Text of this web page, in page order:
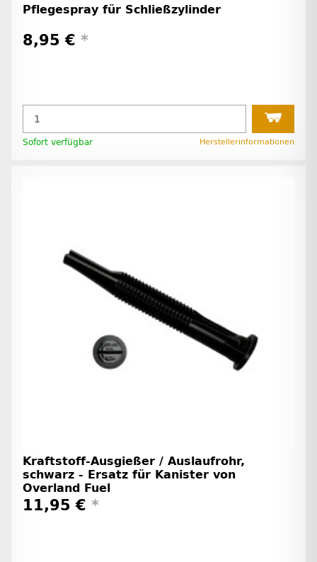
Pflegespray für Schließzylinder
8,95 € *
Sofort verfügbar Herstellerinformationen
Kraftstoff-Ausgießer / Auslaufrohr,
schwarz - Ersatz für Kanister von
Overland Fuel
11,95 € *